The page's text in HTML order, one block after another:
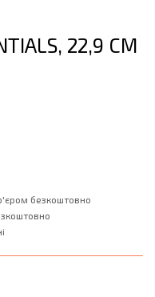
22,9 СМ
безкоштовно